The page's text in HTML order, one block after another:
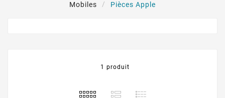
Mobiles
Pièces Apple
1 produit